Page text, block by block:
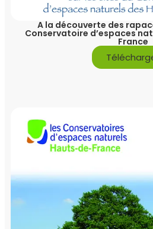
A la découverte des
Conservatoire d’espaces
France